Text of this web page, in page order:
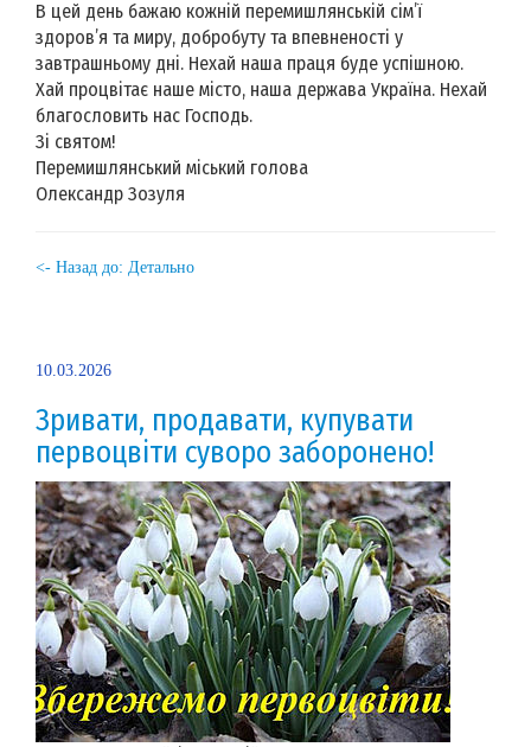
В цей день бажаю кожній перемишлянській сім’ї
здоров’я та миру, добробуту та впевненості у
завтрашньому дні. Нехай наша праця буде успішною.
Хай процвітає наше місто, наша держава Україна. Нехай
благословить нас Господь.
Зі святом!
Перемишлянський міський голова
Олександр Зозуля
<- Назад до: Детально
10.03.2026
Зривати, продавати, купувати
первоцвіти суворо заборонено!